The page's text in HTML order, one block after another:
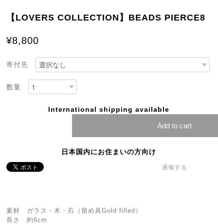
【LOVERS COLLECTION】BEADS PIERCE8
¥8,800
寄付先
数量
International shipping available
Add to cart
日本国内にお住まいの方向け
通報する
素材 ガラス・木・石（留め具Gold filled）
長さ 約6cm